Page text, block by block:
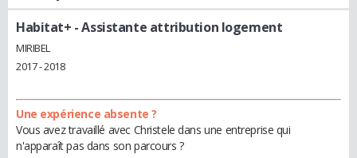
Habitat+ - Assistante attribution logement
MIRIBEL
2017 - 2018
Une expérience absente ?
Vous avez travaillé avec Christele dans une entreprise qui
n'apparaît pas dans son parcours ?